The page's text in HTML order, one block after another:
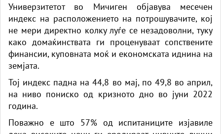
Универзитетот во Мичиген објавува месечен
индекс на расположението на потрошувачите, кој
не мери директно колку луѓе се незадоволни, туку
како домаќинствата ги проценуваат сопствените
финансии, куповната моќ и економската иднина на
земјата.
Тој индекс падна на 44,8 во мај, по 49,8 во април,
на ниво пониско од кризното дно во јуни 2022
година.
Поважно е што 57% од испитаниците изјавиле